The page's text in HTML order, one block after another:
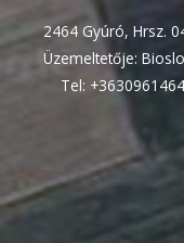
2464 Gyúró, Hrsz.
Üzemeltetője:
Tel: